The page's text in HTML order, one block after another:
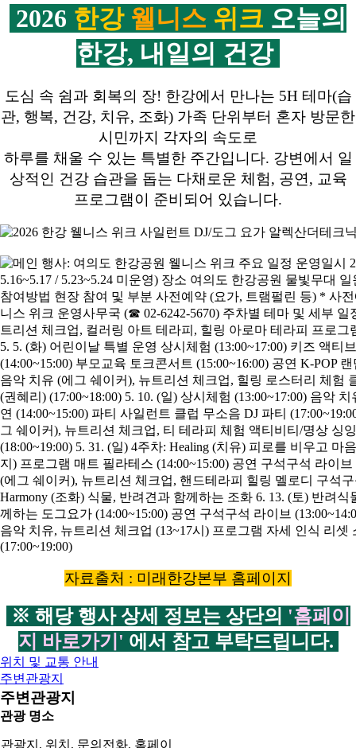
2026 한강웰니스 위크 오늘의
한강, 내일의 건강
도심 속 쉼과 회복의 장! 한강에서 만나는 5H 테마(습
관, 행복, 건강, 치유, 조화) 가족 단위부터 혼자 방문한
시민까지 각자의 속도로
하루를 채울 수 있는 특별한 주간입니다. 강변에서 일
상적인 건강 습관을 돕는 다채로운 체험, 공연, 교육
프로그램이 준비되어 있습니다.
자료출처 : 미래한강본부 홈페이지
※ 해당 행사 상세 정보는 상단의 '홈페이
지 바로가기' 에서 참고 부탁드립니다.
위치 및 교통 안내
주변관광지
주변관광지
관광 명소
관광지, 위치, 문의전화, 홈페이